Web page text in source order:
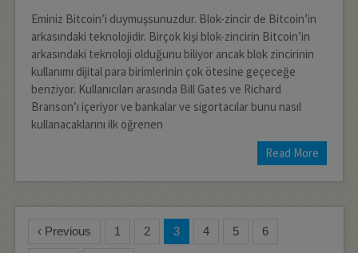
Eminiz Bitcoin’i duymuşsunuzdur. Blok-zincir de Bitcoin’in
arkasındaki teknolojidir. Birçok kişi blok-zincirin Bitcoin’in
arkasındaki teknoloji olduğunu biliyor ancak blok zincirinin
kullanımı dijital para birimlerinin çok ötesine geçeceğe
benziyor. Kullanıcıları arasında Bill Gates ve Richard
Branson’ı içeriyor ve bankalar ve sigortacılar bunu nasıl
kullanacaklarını ilk öğrenen
Read More
‹ Previous 1 2 3 4 5 6